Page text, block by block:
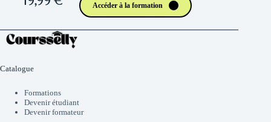
Accéder à la formation
Catalogue
Formations
Devenir étudiant
Devenir formateur